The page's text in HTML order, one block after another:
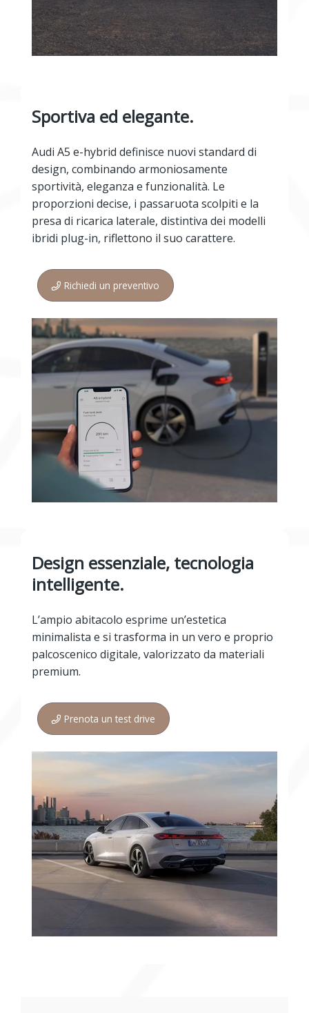
Sportiva ed elegante.
Audi A5 e-hybrid definisce nuovi standard di
design, combinando armoniosamente
sportività, eleganza e funzionalità. Le
proporzioni decise, i passaruota scolpiti e la
presa di ricarica laterale, distintiva dei modelli
ibridi plug-in, riflettono il suo carattere.
Richiedi un preventivo
Design essenziale, tecnologia
intelligente.
L’ampio abitacolo esprime un’estetica
minimalista e si trasforma in un vero e proprio
palcoscenico digitale, valorizzato da materiali
premium.
Prenota un test drive